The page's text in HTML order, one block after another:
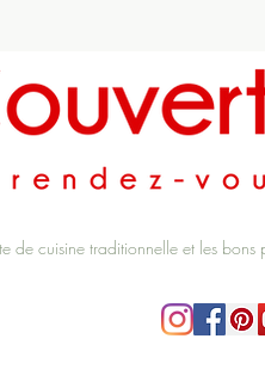
de cuisine traditionnelle et les